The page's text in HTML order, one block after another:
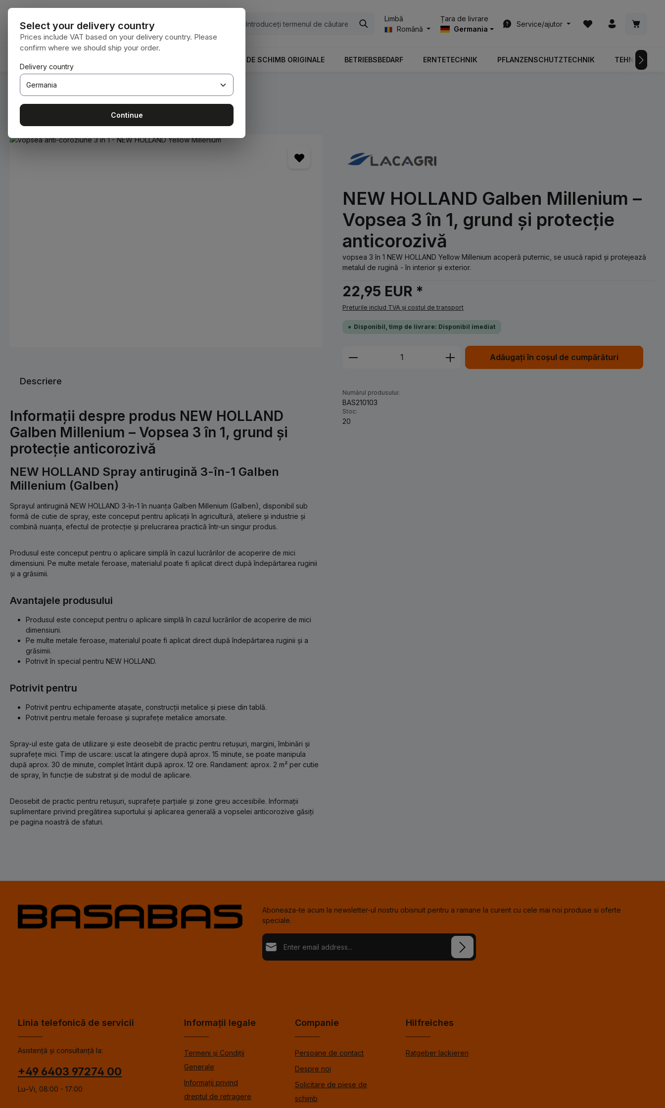
la conținutul principal
Sari la căutare
Sari la navigarea principală
Limbă
Română
Țara de livrare
Germania
Service/ajutor
Aveți 0 articole din
PIESE DE SCHIMB ORIGINALE BETRIEBSBEDARF ERNTETECHNIK PFLANZENSCHUTZTECHNIK TEHNOLOGIA
Sunteți aici: Acasă Consumabile Vopsele și lacuri
Sari peste galeria de imagini
NEW HOLLAND Galben Millenium –
Vopsea 3 în 1, grund și protecție
anticorozivă
vopsea 3 în 1 NEW HOLLAND Yellow Millenium acoperă puternic, se usucă rapid și protejează
metalul de rugină - în interior și exterior.
22,95 EUR *
Preturile includ TVA și costul de transport
Disponibil, timp de livrare: Disponibil imediat
Cantitate produs: Introduceți cantitatea dorită sau
Adăugați în coșul de cumpărături
Numărul produsului:
BAS210103
Stoc:
20
Descriere
Informații despre produs NEW HOLLAND
Galben Millenium – Vopsea 3 în 1, grund și
protecție anticorozivă
NEW HOLLAND Spray antirugină 3-în-1 Galben
Millenium (Galben)
Sprayul antirugină NEW HOLLAND 3-în-1 în nuanța Galben Millenium (Galben), disponibil sub
formă de cutie de spray, este conceput pentru aplicații în agricultură, ateliere și industrie și
combină nuanța, efectul de protecție și prelucrarea practică într-un singur produs.
Produsul este conceput pentru o aplicare simplă în cazul lucrărilor de acoperire de mici
dimensiuni. Pe multe metale feroase, materialul poate fi aplicat direct după îndepărtarea ruginii
și a grăsimii.
Avantajele produsului
Produsul este conceput pentru o aplicare simplă în cazul lucrărilor de acoperire de mici
dimensiuni.
Pe multe metale feroase, materialul poate fi aplicat direct după îndepărtarea ruginii și a
grăsimii.
Potrivit în special pentru NEW HOLLAND.
Potrivit pentru
Potrivit pentru echipamente atașate, construcții metalice și piese din tablă.
Potrivit pentru metale feroase și suprafețe metalice amorsate.
Spray-ul este gata de utilizare și este deosebit de practic pentru retușuri, margini, îmbinări și
suprafețe mici. Timp de uscare: uscat la atingere după aprox. 15 minute, se poate manipula
după aprox. 30 de minute, complet întărit după aprox. 12 ore. Randament: aprox. 2 m² per cutie
de spray, în funcție de substrat și de modul de aplicare.
Deosebit de practic pentru retușuri, suprafețe parțiale și zone greu accesibile. Informații
suplimentare privind pregătirea suportului și aplicarea generală a vopselei anticorozive găsiți
pe pagina noastră de sfaturi.
Aboneaza-te acum la newsletter-ul nostru obisnuit pentru a ramane la curent cu cele mai noi produse si oferte
speciale.
Adresă de e-mail*
Linia telefonică de servicii
Asistență și consultanță la:
+49 6403 97274 00
Lu–Vi, 08:00 - 17:00
Informații legale
Termeni și Condiții
Generale
Informații privind
dreptul de retragere
Companie
Persoane de contact
Despre noi
Solicitare de piese de
schimb
Hilfreiches
Ratgeber lackieren
Select your delivery country
Prices include VAT based on your delivery country. Please
confirm where we should ship your order.
Delivery country
Continue